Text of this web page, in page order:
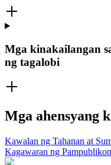
Mga kinakailangan
ng tagalobi
Mga ahensyang
Kawalan ng Tahanan at
Kagawaran ng